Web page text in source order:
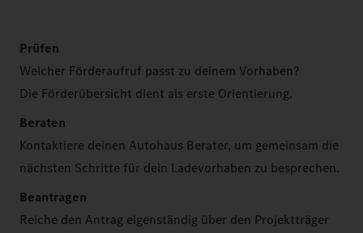
Prüfen
Welcher Förderaufruf passt zu deinem Vorhaben?
Die Förderübersicht dient als erste Orientierung.
Beraten
Kontaktiere deinen Autohaus Berater, um gemeinsam die
nächsten Schritte für dein Ladevorhaben zu besprechen.
Beantragen
Reiche den Antrag eigenständig über den Projektträger